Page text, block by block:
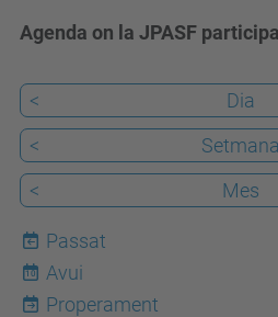
Agenda on la JPASF
< Dia
<
Setmana
<
Mes
Passat
10
Avui
Properament